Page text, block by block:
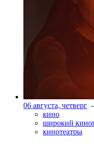
06 августа, четверг -
кино
широкий
кинотеатры